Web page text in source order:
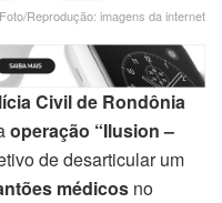
Foto/Reprodução: imagens da internet
Civil de Rondônia
operação “Ilusion –
de desarticular um
médicos no